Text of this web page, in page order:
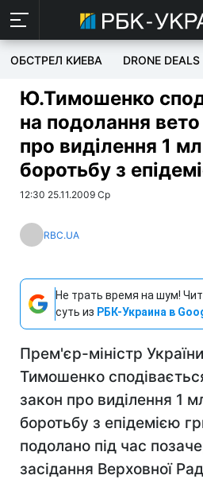
ОБСТРЕЛ КИЕВА DRONE DEALS
Ю.Тимошенко
на подолання
про виділення 1
боротьбу з
12:30 25.11.2009 Ср
RBC.UA
Не трать время на шум!
суть из РБК-Украина в
Прем'єр-міністр
Тимошенко
закон про виділення 1
боротьбу з епідемією
подолано під час
засідання Верховної